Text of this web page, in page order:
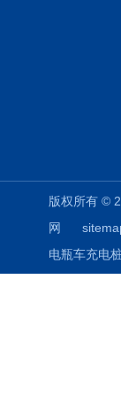
版权所有 ©
网
电瓶车充电